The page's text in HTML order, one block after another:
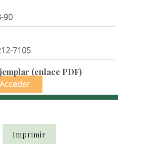
90
7105
(enlace PDF)
Acceder
Imprimir